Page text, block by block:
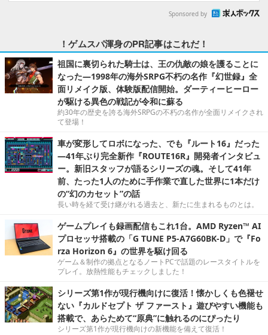
Sponsored by
！ゲムスパ渾身のPR記事はこれだ！
祖国に裏切られた騎士は、王の仇敵の娘を護ることに
なった―1998年の海外SRPG不朽の名作『幻世録』全
面リメイク版、体験版配信開始。ダーティーヒーロー
が駆ける異色の戦記が令和に蘇る
約30年の歴史を誇る海外SRPGの不朽の名作が全面リメイクされ
て登場！
車が変形してロボになった、でも『ルート16』だった
―41年ぶり完全新作『ROUTE16R』開発者インタビュ
ー。新旧スタッフが語るシリーズの魂。そして41年
前、たった1人のために手作業で直した世界に1本だけ
の“幻のカセット”の話
長い時を経て受け継がれる過去と、新たに生まれるものとは。
ゲームプレイも録画配信もこれ1台。AMD Ryzen™ AI
プロセッサ搭載の「G TUNE P5-A7G60BK-D」で『Fo
rza Horizon 6』の世界を駆け回る
ゲーム＆制作の拠点となるノートPCで話題のレースタイトルを
プレイ。放熱性能もチェックしました！
シリーズ第1作が現行機向けに復活！懐かしくも色褪せ
ない『カルドセプト ザ ファースト』遊びやすい機能も
搭載で、あらためて“原典”に触れるのにぴったり
シリーズ第1作が現行機向けの新機能を備えて復活！